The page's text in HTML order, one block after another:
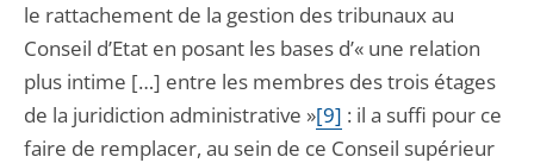
le rattachement de la gestion des tribunaux au
Conseil d’Etat en posant les bases d’« une relation
plus intime […] entre les membres des trois étages
de la juridiction administrative »[9] : il a suffi pour ce
faire de remplacer, au sein de ce Conseil supérieur